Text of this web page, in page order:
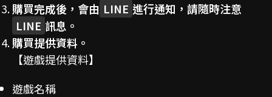
購買完成後，會由 LINE 進行通知，請隨時注意
LINE 訊息。
購買提供資料。
【遊戲提供資料】
遊戲名稱